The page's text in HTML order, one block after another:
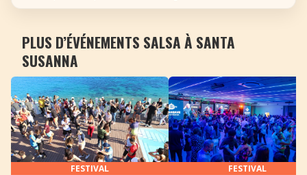
PLUS D’ÉVÉNEMENTS SALSA À SANTA
SUSANNA
FESTIVAL FESTIVAL